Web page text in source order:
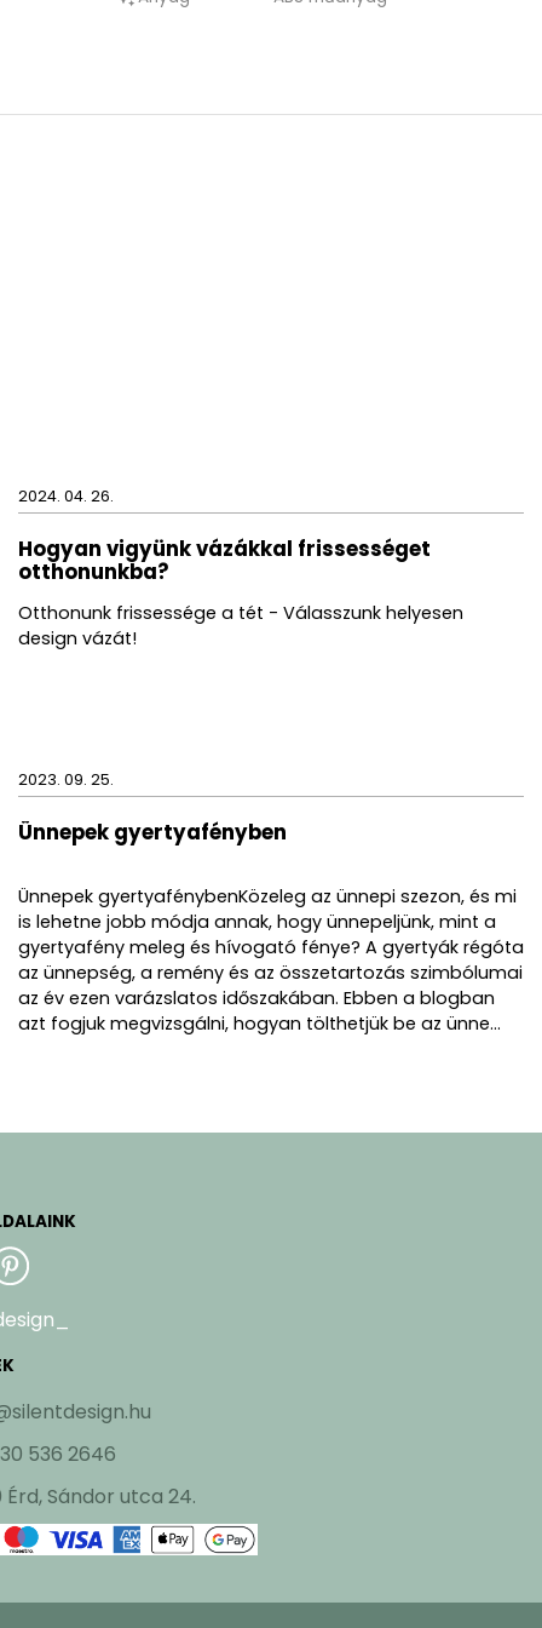
2024. 04. 26.
Hogyan vigyünk vázákkal frissességet
otthonunkba?
Otthonunk frissessége a tét - Válasszunk helyesen
design vázát!
2023. 09. 25.
Ünnepek gyertyafényben
Ünnepek gyertyafénybenKözeleg az ünnepi szezon, és mi
is lehetne jobb módja annak, hogy ünnepeljünk, mint a
gyertyafény meleg és hívogató fénye? A gyertyák régóta
az ünnepség, a remény és az összetartozás szimbólumai
az év ezen varázslatos időszakában. Ebben a blogban
azt fogjuk megvizsgálni, hogyan tölthetjük be az ünne...
536 2646
Érd, Sándor utca 24.